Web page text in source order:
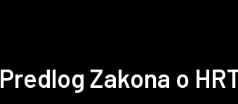
Predlog Zakona o